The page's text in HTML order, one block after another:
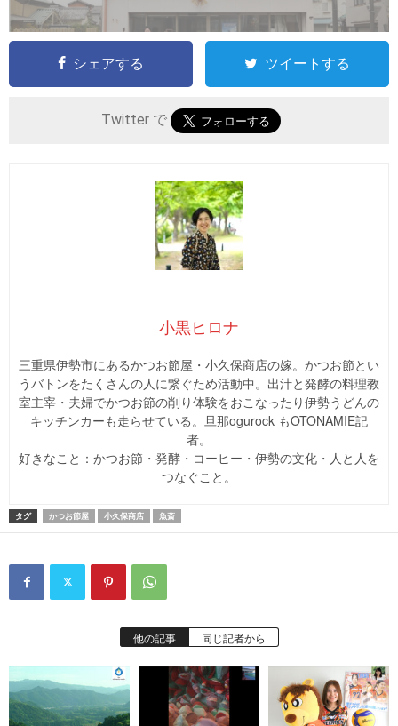
シェアする ツイートする
Twitter で
小黒ヒロナ
三重県伊勢市にあるかつお節屋・小久保商店の嫁。かつお節とい
うバトンをたくさんの人に繋ぐため活動中。出汁と発酵の料理教
室主宰・夫婦でかつお節の削り体験をおこなったり伊勢うどんの
キッチンカーも走らせている。旦那ogurock もOTONAMIE記
者。
好きなこと：かつお節・発酵・コーヒー・伊勢の文化・人と人を
つなぐこと。
タグ かつお節屋 小久保商店 魚斎
他の記事 同じ記者から